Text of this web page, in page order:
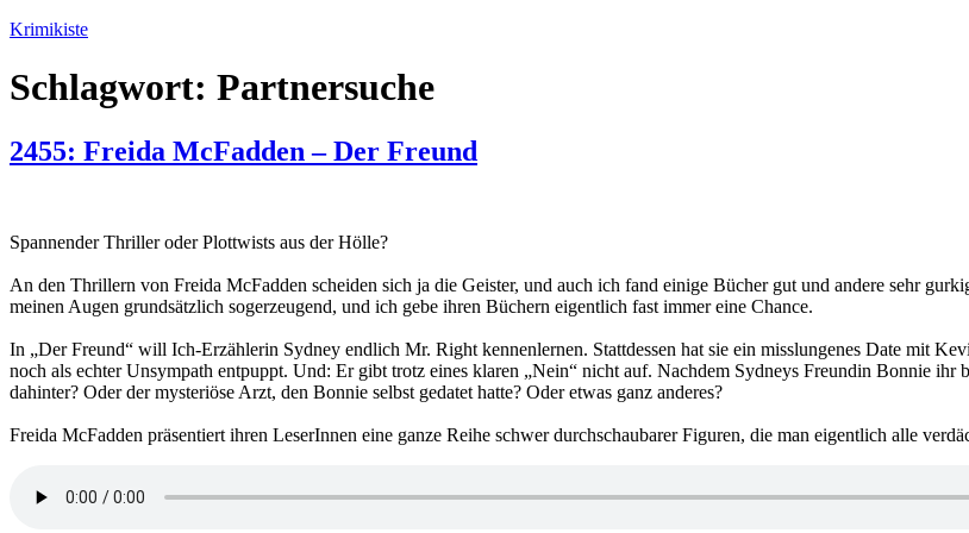
Zum
springen
Krimikiste
Schlagwort: Partnersuche
2455: Freida McFadden – Der Freund
Spannender Thriller oder Plottwists aus der Hölle?
An den Thrillern von Freida McFadden scheiden sich ja die Geister, und auch ich fand einige Bücher gut und andere sehr
meinen Augen grundsätzlich sogerzeugend, und ich gebe ihren Büchern eigentlich fast immer eine Chance.
In „Der Freund“ will Ich-Erzählerin Sydney endlich Mr. Right kennenlernen. Stattdessen hat sie ein misslungenes Date mit
noch als echter Unsympath entpuppt. Und: Er gibt trotz eines klaren „Nein“ nicht auf. Nachdem Sydneys Freundin Bonnie
dahinter? Oder der mysteriöse Arzt, den Bonnie selbst gedatet hatte? Oder etwas ganz anderes?
Freida McFadden präsentiert ihren LeserInnen eine ganze Reihe schwer durchschaubarer Figuren, die man eigentlich alle